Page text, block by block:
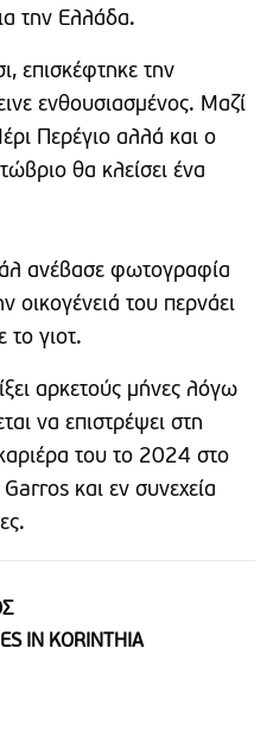
την Ελλάδα.
επισκέφτηκε την
ενθουσιασμένος. Μαζί
Περέγιο αλλά και ο
θα κλείσει ένα
ανέβασε φωτογραφία
οικογένειά του περνάει
το γιοτ.
αρκετούς μήνες λόγω
να επιστρέψει στη
του το 2024 στο
και εν συνεχεία
IN KORINTHIA